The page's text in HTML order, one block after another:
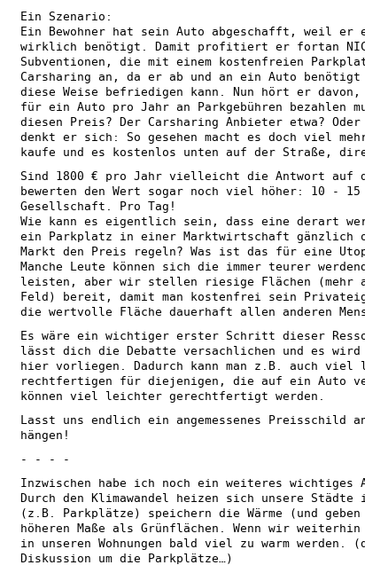
Ein Szenario:
Ein Bewohner hat sein Auto abgeschafft, weil
wirklich benötigt. Damit profitiert er fortan
Subventionen, die mit einem kostenfreien
Carsharing an, da er ab und an ein Auto
diese Weise befriedigen kann. Nun hört er
für ein Auto pro Jahr an Parkgebühren bezahlen
diesen Preis? Der Carsharing Anbieter etwa?
denkt er sich: So gesehen macht es doch viel
kaufe und es kostenlos unten auf der Straße,
Sind 1800 € pro Jahr vielleicht die Antwort auf
bewerten den Wert sogar noch viel höher: 10 -
Gesellschaft. Pro Tag!
Wie kann es eigentlich sein, dass eine derart
ein Parkplatz in einer Marktwirtschaft gänzlich
Markt den Preis regeln? Was ist das für eine
Manche Leute können sich die immer teurer
leisten, aber wir stellen riesige Flächen (mehr
Feld) bereit, damit man kostenfrei sein
die wertvolle Fläche dauerhaft allen anderen
Es wäre ein wichtiger erster Schritt dieser
lässt dich die Debatte versachlichen und es wird
hier vorliegen. Dadurch kann man z.B. auch
rechtfertigen für diejenigen, die auf ein Auto
können viel leichter gerechtfertigt werden.
Lasst uns endlich ein angemessenes Preisschild
hängen!
- - - -
Inzwischen habe ich noch ein weiteres wichtiges
Durch den Klimawandel heizen sich unsere Städte
(z.B. Parkplätze) speichern die Wärme (und
höheren Maße als Grünflächen. Wenn wir
in unseren Wohnungen bald viel zu warm
Diskussion um die Parkplätze…)